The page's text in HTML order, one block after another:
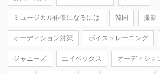
ミュージカル俳優になるには 韓国 撮影
オーディション対策 ボイストレーニング
ジャニーズ エイベックス オーディショ